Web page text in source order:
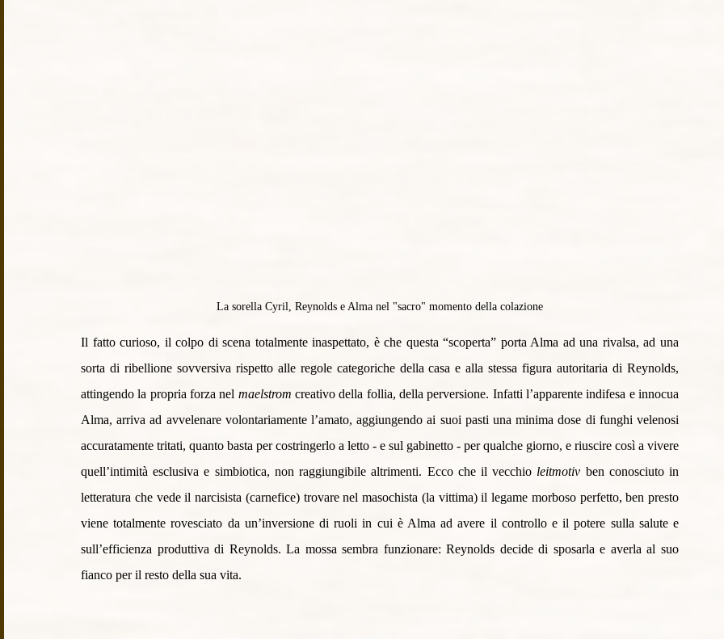
La sorella Cyril, Reynolds e Alma nel "sacro" momento della colazione
Il fatto curioso, il colpo di scena totalmente inaspettato, è che questa “scoperta” porta Alma ad una rivalsa, ad una
sorta di ribellione sovversiva rispetto alle regole categoriche della casa e alla stessa figura autoritaria di Reynolds,
attingendo la propria forza nel maelstrom creativo della follia, della perversione. Infatti l’apparente indifesa e innocua
Alma, arriva ad avvelenare volontariamente l’amato, aggiungendo ai suoi pasti una minima dose di funghi velenosi
accuratamente tritati, quanto basta per costringerlo a letto - e sul gabinetto - per qualche giorno, e riuscire così a vivere
quell’intimità esclusiva e simbiotica, non raggiungibile altrimenti. Ecco che il vecchio leitmotiv ben conosciuto in
letteratura che vede il narcisista (carnefice) trovare nel masochista (la vittima) il legame morboso perfetto, ben presto
viene totalmente rovesciato da un’inversione di ruoli in cui è Alma ad avere il controllo e il potere sulla salute e
sull’efficienza produttiva di Reynolds. La mossa sembra funzionare: Reynolds decide di sposarla e averla al suo
fianco per il resto della sua vita.